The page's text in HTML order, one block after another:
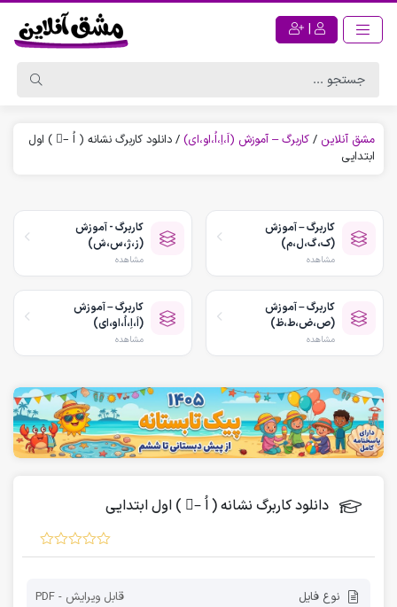
|
مشق آنلاین / کاربرگ – آموزش (اَ،اِ،اُ،او،ای) / دانلود کاربرگ نشانه ( اُ –ُ ) اول
ابتدایی
کاربرگ – آموزش
(ک،گ،ل،م)
مشاهده
کاربرگ - آموزش
(ز،ژ،س،ش)
مشاهده
کاربرگ – آموزش
(ص،ض،ط،ظ)
مشاهده
کاربرگ – آموزش
(اَ،اِ،اُ،او،ای)
مشاهده
دانلود کاربرگ نشانه ( اُ –ُ ) اول ابتدایی
نوع فایل قابل ویرایش - PDF